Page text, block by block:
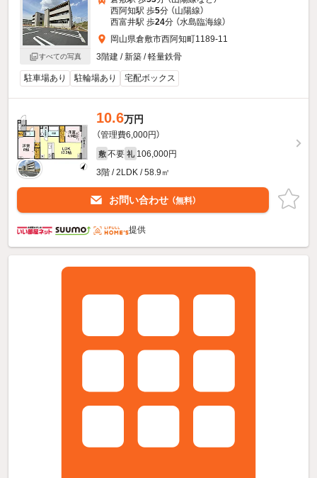
すべての写真
西阿知駅 歩5分 （山陽線）
西富井駅 歩24分 （水島臨海線）
岡山県倉敷市西阿知町1189-11
3階建 / 新築 / 軽量鉄骨
駐車場あり 駐輪場あり 宅配ボックス
10.6万円
（管理費6,000円）
敷 不要 礼 106,000円
3階 / 2LDK / 58.9㎡
お問い合わせ （無料）
提供